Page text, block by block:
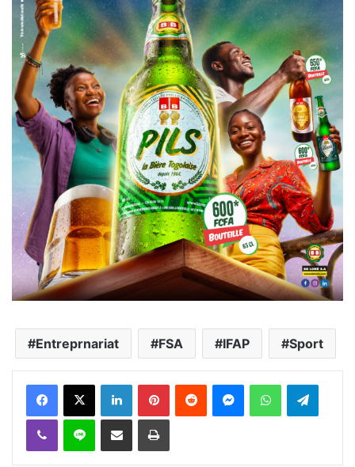
Entreprnariat FSA IFAP Sport
FacebookX Linkedin PinterestReddit MessengerWhatsAppTelegram
Viber Ligne Partager par email Imprimer